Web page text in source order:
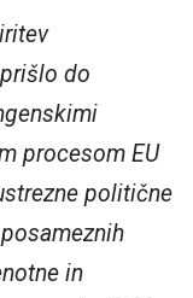
do
procesom EU
politične
in